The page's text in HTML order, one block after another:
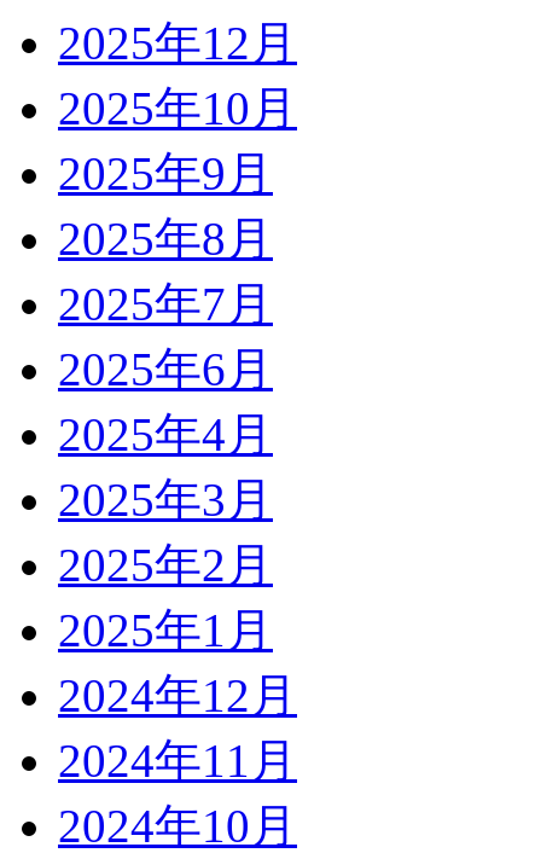
2025年12月
2025年10月
2025年9月
2025年8月
2025年7月
2025年6月
2025年4月
2025年3月
2025年2月
2025年1月
2024年12月
2024年11月
2024年10月